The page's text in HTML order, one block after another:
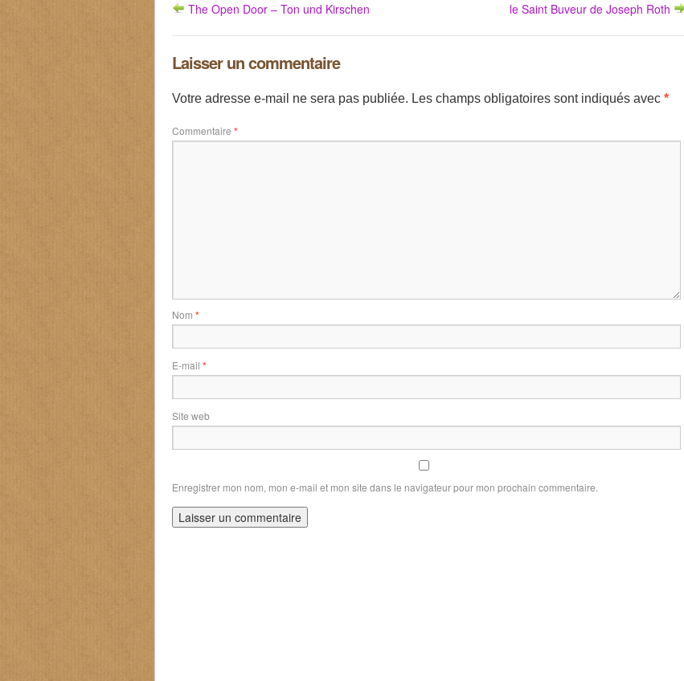
The Open Door – Ton und Kirschen le Saint Buveur de Joseph Roth
Laisser un commentaire
Votre adresse e-mail ne sera pas publiée. Les champs obligatoires sont indiqués avec *
Commentaire *
Nom *
E-mail *
Site web
Enregistrer mon nom, mon e-mail et mon site dans le navigateur pour mon prochain commentaire.